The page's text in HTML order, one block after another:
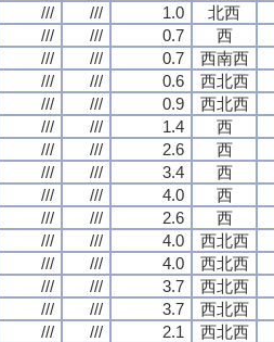
/// /// 1.0
北西
/// /// 0.7
西
/// /// 0.7
西南西
/// /// 0.6
西北西
/// /// 0.9
西北西
/// /// 1.4
西
/// /// 2.6
西
/// /// 3.4
西
/// /// 4.0
西
/// /// 2.6
西
/// /// 4.0
西北西
/// /// 4.0
西北西
/// /// 3.7
西北西
/// /// 3.7
西北西
/// /// 2.1
西北西
/// /// 1.0
北西
/// /// 0.7
西
/// /// 0.7
西南西
/// /// 0.6
西北西
/// /// 0.9
西北西
/// /// 1.4
西
/// /// 2.6
西
/// /// 3.4
西
/// /// 4.0
西
/// /// 2.6
西
/// /// 4.0
西北西
/// /// 4.0
西北西
/// /// 3.7
西北西
/// /// 3.7
西北西
/// /// 2.1
西北西
/// /// 1.0
北西
/// /// 0.7
西
/// /// 0.7
西南西
/// /// 0.6
西北西
/// /// 0.9
西北西
/// /// 1.4
西
/// /// 2.6
西
/// /// 3.4
西
/// /// 4.0
西
/// /// 2.6
西
/// /// 4.0
西北西
/// /// 4.0
西北西
/// /// 3.7
西北西
/// /// 3.7
西北西
/// /// 2.1
西北西
/// /// 1.0
北西
/// /// 0.7
西
/// /// 0.7
西南西
/// /// 0.6
西北西
/// /// 0.9
西北西
/// /// 1.4
西
/// /// 2.6
西
/// /// 3.4
西
/// /// 4.0
西
/// /// 2.6
西
/// /// 4.0
西北西
/// /// 4.0
西北西
/// /// 3.7
西北西
/// /// 3.7
西北西
/// /// 2.1
西北西